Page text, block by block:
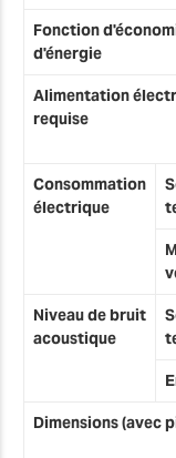
Fonction
d'énergie
Alimentation
requise
Consommation
électrique
Niveau de bruit
acoustique
Dimensions (avec